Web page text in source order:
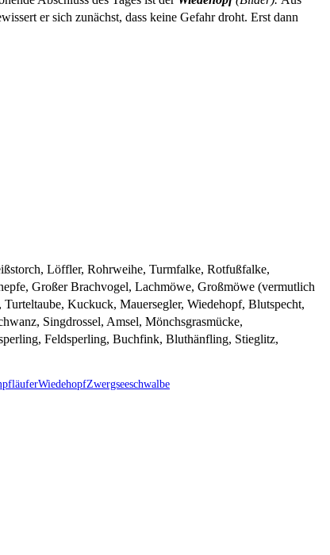
er sich zunächst, dass keine Gefahr droht. Erst dann
Löffler, Rohrweihe, Turmfalke, Rotfußfalke,
Großer Brachvogel, Lachmöwe, Großmöwe (vermutlich
Kuckuck, Mauersegler, Wiedehopf, Blutspecht,
Singdrossel, Amsel, Mönchsgrasmücke,
Feldsperling, Buchfink, Bluthänfling, Stieglitz,
WiedehopfZwergseeschwalbe